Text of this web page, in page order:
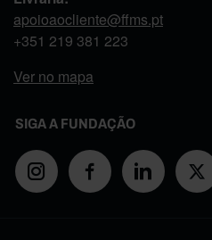
apoioaocliente@ffms.pt
+351 219 381 223
Ver no mapa
SIGA A FUNDAÇÃO